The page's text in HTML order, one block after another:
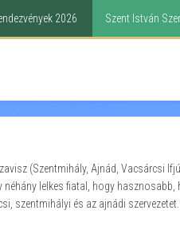
2026 Szent István
(Szentmihály, Ajnád, Vacsárcsi
lelkes fiatal, hogy hasznosabb,
szentmihályi és az ajnádi